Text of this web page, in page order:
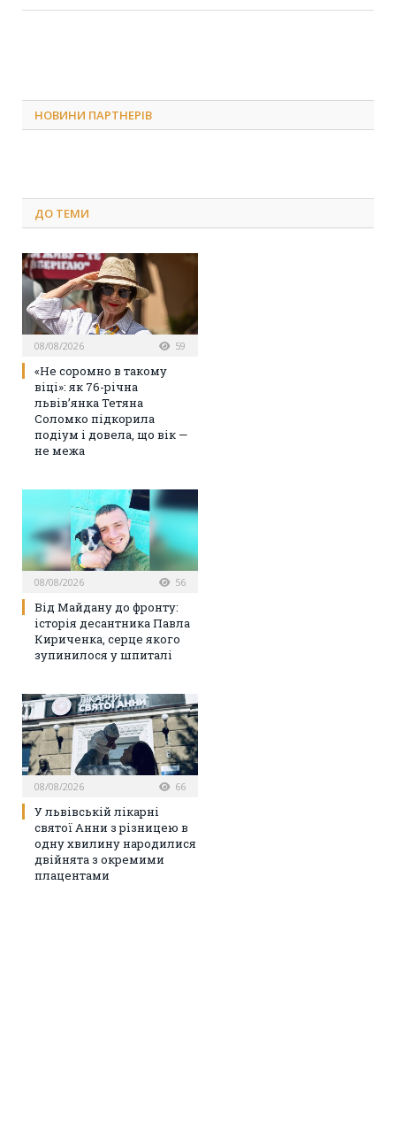
НОВИНИ ПАРТНЕРІВ
ДО ТЕМИ
08/08/2026 59
«Не соромно в такому
віці»: як 76-річна
львів’янка Тетяна
Соломко підкорила
подіум і довела, що вік —
не межа
08/08/2026 56
Від Майдану до фронту:
історія десантника Павла
Кириченка, серце якого
зупинилося у шпиталі
08/08/2026 66
У львівській лікарні
святої Анни з різницею в
одну хвилину народилися
двійнята з окремими
плацентами